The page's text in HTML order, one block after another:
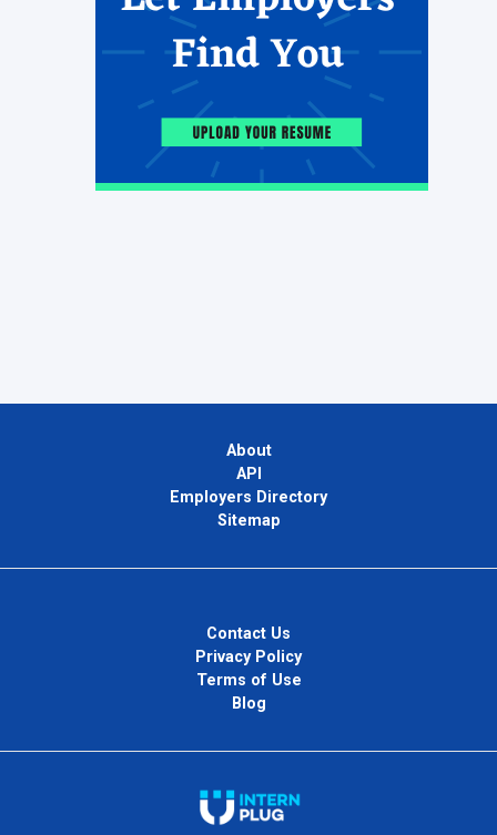
About
API
Employers Directory
Sitemap
Contact Us
Privacy Policy
Terms of Use
Blog